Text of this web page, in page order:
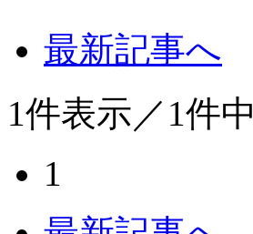
最新記事へ
1件表示／ 1件中
1